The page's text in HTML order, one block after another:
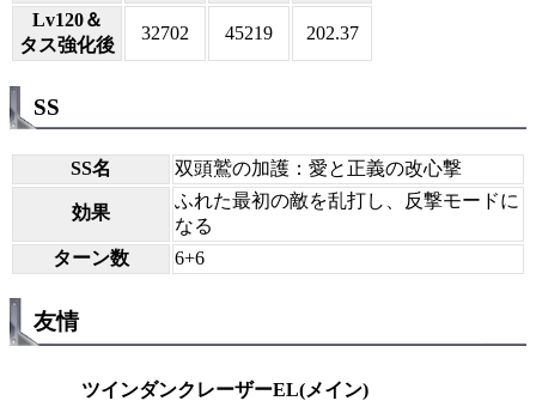
Lv120＆
タス強化後
32702 45219 202.37
SS
SS名 双頭鷲の加護：愛と正義の改心撃
効果
ふれた最初の敵を乱打し、反撃モードに
なる
ターン数
6+6
友情
ツインダンクレーザーEL(メイン)